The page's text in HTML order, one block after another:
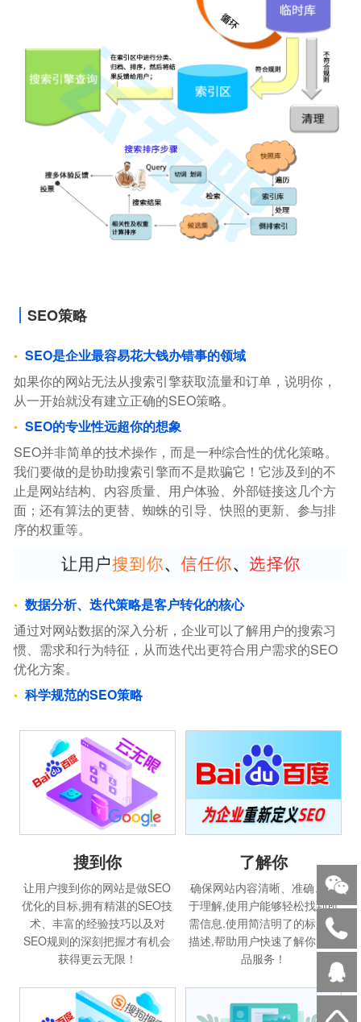
SEO策略
SEO是企业最容易花大钱办错事的领域
如果你的网站无法从搜索引擎获取流量和订单，说明你，
从一开始就没有建立正确的SEO策略。
SEO的专业性远超你的想象
SEO并非简单的技术操作，而是一种综合性的优化策略。
我们要做的是协助搜索引擎而不是欺骗它！它涉及到的不
止是网站结构、内容质量、用户体验、外部链接这几个方
面；还有算法的更替、蜘蛛的引导、快照的更新、参与排
序的权重等。
数据分析、迭代策略是客户转化的核心
通过对网站数据的深入分析，企业可以了解用户的搜索习
惯、需求和行为特征，从而迭代出更符合用户需求的SEO
优化方案。
科学规范的SEO策略
搜到你
让用户搜到你的网站是做SEO
优化的目标,拥有精湛的SEO技
术、丰富的经验技巧以及对
SEO规则的深刻把握才有机会
获得更云无限！
了解你
确保网站内容清晰、准确、易
于理解,使用户能够轻松找到所
需信息.使用简洁明了的标题和
描述,帮助用户快速了解你的产
品服务！